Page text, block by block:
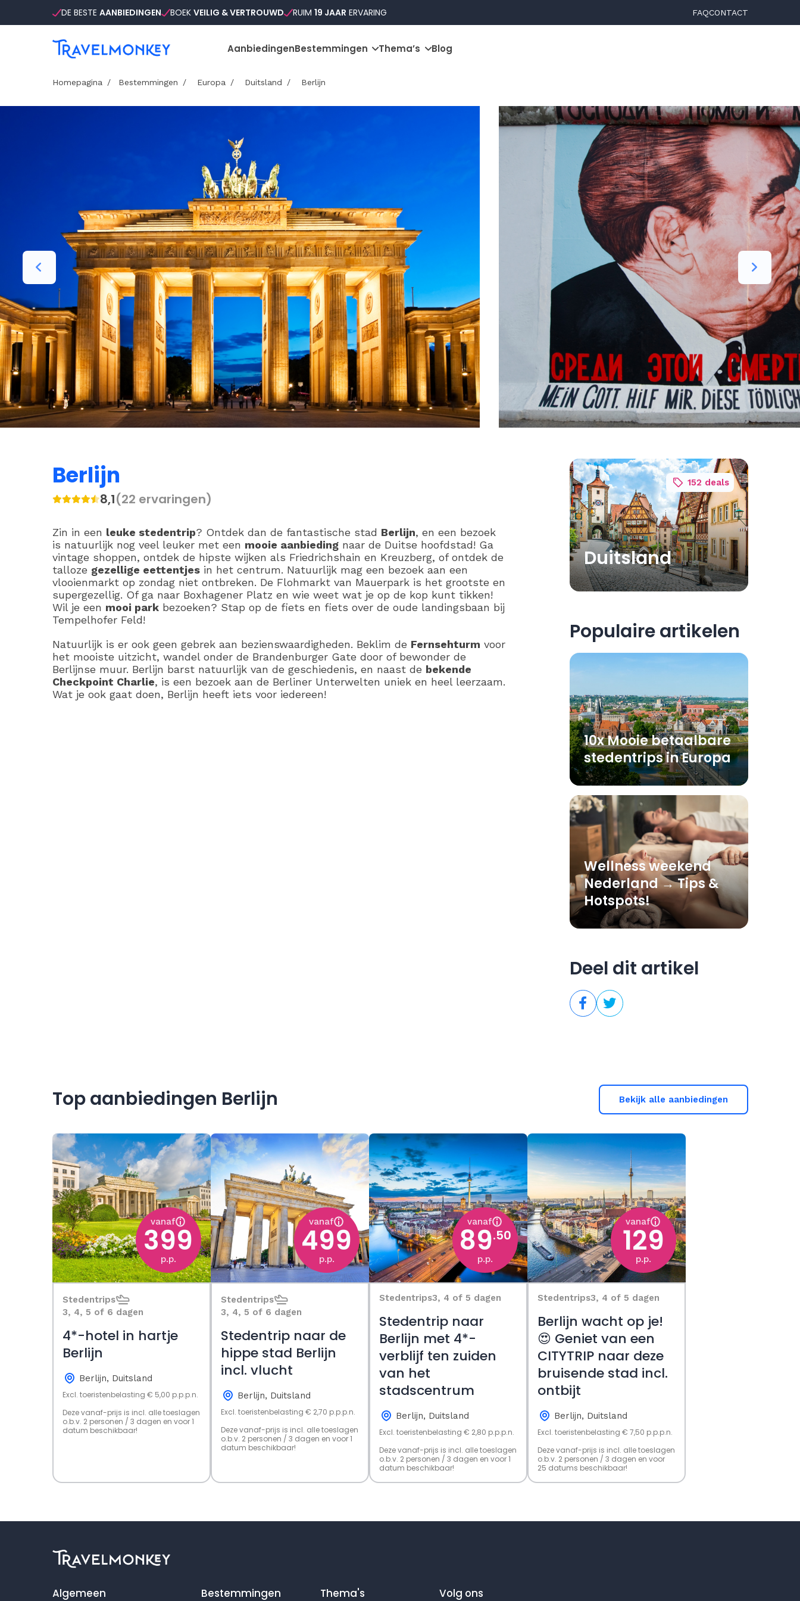
DE BESTE AANBIEDINGEN BOEK VEILIG & VERTROUWD RUIM 19 JAAR ERVARING FAQCONTACT
AanbiedingenBestemmingen Thema’s Blog
Homepagina Bestemmingen Europa Duitsland Berlijn
Berlijn
8,1(22 ervaringen)
Zin in een leuke stedentrip? Ontdek dan de fantastische stad Berlijn, en een bezoek
is natuurlijk nog veel leuker met een mooie aanbiedingnaar de Duitse hoofdstad! Ga
vintage shoppen, ontdek de hipste wijken als Friedrichshain en Kreuzberg, of ontdek de
talloze gezellige eettentjesin het centrum. Natuurlijk mag een bezoek aan een
vlooienmarkt op zondag niet ontbreken. De Flohmarkt van Mauerpark is het grootste en
supergezellig. Of ga naar Boxhagener Platz en wie weet wat je op de kop kunt tikken!
Wil je een mooi parkbezoeken? Stap op de fiets en fiets over de oude landingsbaan bij
Tempelhofer Feld!
Natuurlijk is er ook geen gebrek aan bezienswaardigheden. Beklim de Fernsehturm voor
het mooiste uitzicht, wandel onder de Brandenburger Gate door of bewonder de
Berlijnse muur. Berlijn barst natuurlijk van de geschiedenis, en naast de bekende
Checkpoint Charlie, is een bezoek aan de Berliner Unterwelten uniek en heel leerzaam.
Wat je ook gaat doen, Berlijn heeft iets voor iedereen!
152 deals
Duitsland
Populaire artikelen
10x Mooie betaalbare
stedentrips in Europa
Wellness weekend
Nederland → Tips &
Hotspots!
Deel dit artikel
Top aanbiedingen Berlijn Bekijk alle aanbiedingen
vanaf
399
p.p.
Stedentrips
3, 4, 5 of 6 dagen
4*-hotel in hartje
Berlijn
Berlijn, Duitsland
Excl. toeristenbelasting € 5,00 p.p.p.n.
Deze vanaf-prijs is incl. alle toeslagen
o.b.v. 2 personen / 3 dagen en voor 1
datum beschikbaar!
vanaf
499
p.p.
Stedentrips
3, 4, 5 of 6 dagen
Stedentrip naar de
hippe stad Berlijn
incl. vlucht
Berlijn, Duitsland
Excl. toeristenbelasting € 2,70 p.p.p.n.
Deze vanaf-prijs is incl. alle toeslagen
o.b.v. 2 personen / 3 dagen en voor 1
datum beschikbaar!
vanaf
89.50
p.p.
Stedentrips3, 4 of 5 dagen
Stedentrip naar
Berlijn met 4*-
verblijf ten zuiden
van het
stadscentrum
Berlijn, Duitsland
Excl. toeristenbelasting € 2,80 p.p.p.n.
Deze vanaf-prijs is incl. alle toeslagen
o.b.v. 2 personen / 3 dagen en voor 1
datum beschikbaar!
vanaf
129
p.p.
Stedentrips3, 4 of 5 dagen
Berlijn wacht op je!
😍 Geniet van een
CITYTRIP naar deze
bruisende stad incl.
ontbijt
Berlijn, Duitsland
Excl. toeristenbelasting € 7,50 p.p.p.n.
Deze vanaf-prijs is incl. alle toeslagen
o.b.v. 2 personen / 3 dagen en voor
25 datums beschikbaar!
Algemeen Bestemmingen Thema's Volg ons